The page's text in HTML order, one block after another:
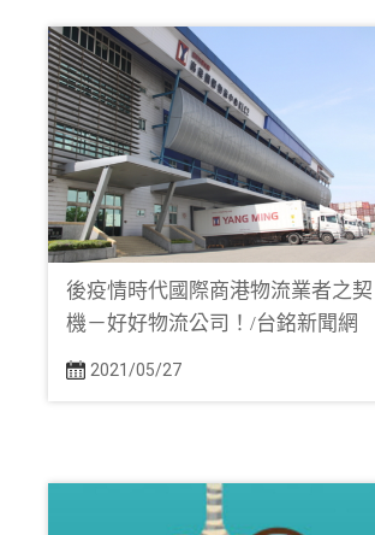
後疫情時代國際商港物流業者之契
機－好好物流公司！/台銘新聞網
2021/05/27